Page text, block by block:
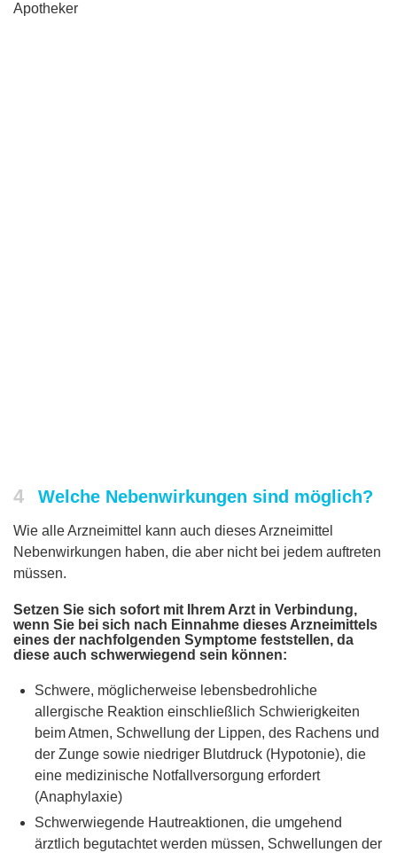
Apotheker
4 Welche Nebenwirkungen sind möglich?
Wie alle Arzneimittel kann auch dieses Arzneimittel
Nebenwirkungen haben, die aber nicht bei jedem auftreten
müssen.
Setzen Sie sich sofort mit Ihrem Arzt in Verbindung,
wenn Sie bei sich nach Einnahme dieses Arzneimittels
eines der nachfolgenden Symptome feststellen, da
diese auch schwerwiegend sein können:
Schwere, möglicherweise lebensbedrohliche
allergische Reaktion einschließlich Schwierigkeiten
beim Atmen, Schwellung der Lippen, des Rachens und
der Zunge sowie niedriger Blutdruck (Hypotonie), die
eine medizinische Notfallversorgung erfordert
(Anaphylaxie)
Schwerwiegende Hautreaktionen, die umgehend
ärztlich begutachtet werden müssen, Schwellungen der